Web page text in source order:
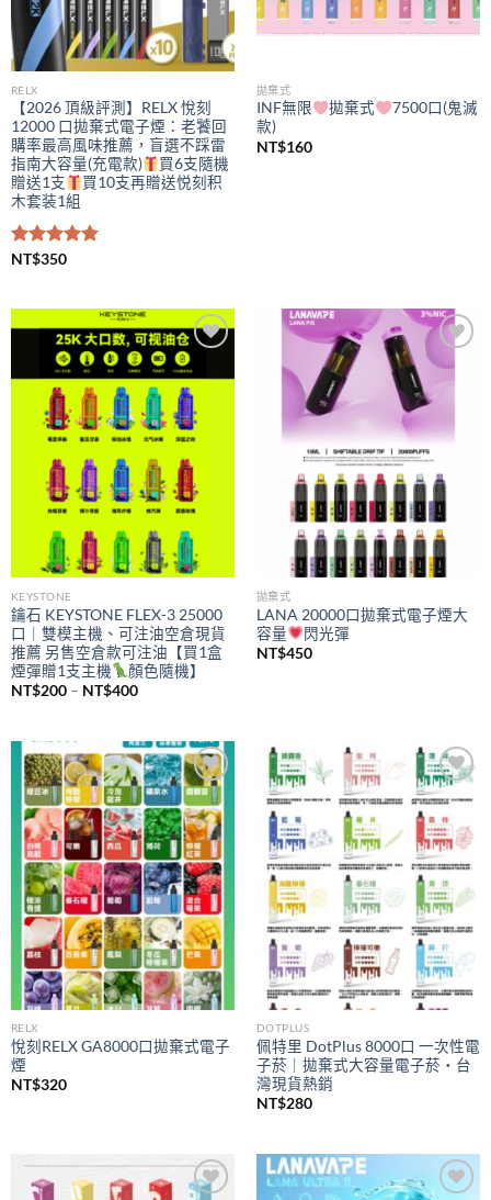
RELX
【2026 頂級評測】RELX 悅刻
12000 口拋棄式電子煙：老饕回
購率最高風味推薦，盲選不踩雷
指南大容量(充電款)
買6支隨機
贈送1支
買10支再贈送悦刻积
木套装1組
評分5.00
NT$350
拋棄式
INF無限 拋棄式
7500口(鬼滅
款)
NT$160
Add to
wishlist
KEYSTONE
鑰石 KEYSTONE FLEX-3 25000
口｜雙模主機、可注油空倉現貨
推薦 另售空倉款可注油【買1盒
煙彈贈1支主機
顏色隨機】
NT$200 – NT$400價
NT$200
到
NT$400
Add to
wishlist
拋棄式
LANA 20000口拋棄式電子煙大
容量
閃光彈
NT$450
Add to
wishlist
RELX
悅刻RELX GA8000口拋棄式電子
煙
NT$320
Add to
DOTPLUS
佩特里 DotPlus 8000口 一次性電
子菸｜拋棄式大容量電子菸・台
灣現貨熱銷
NT$280